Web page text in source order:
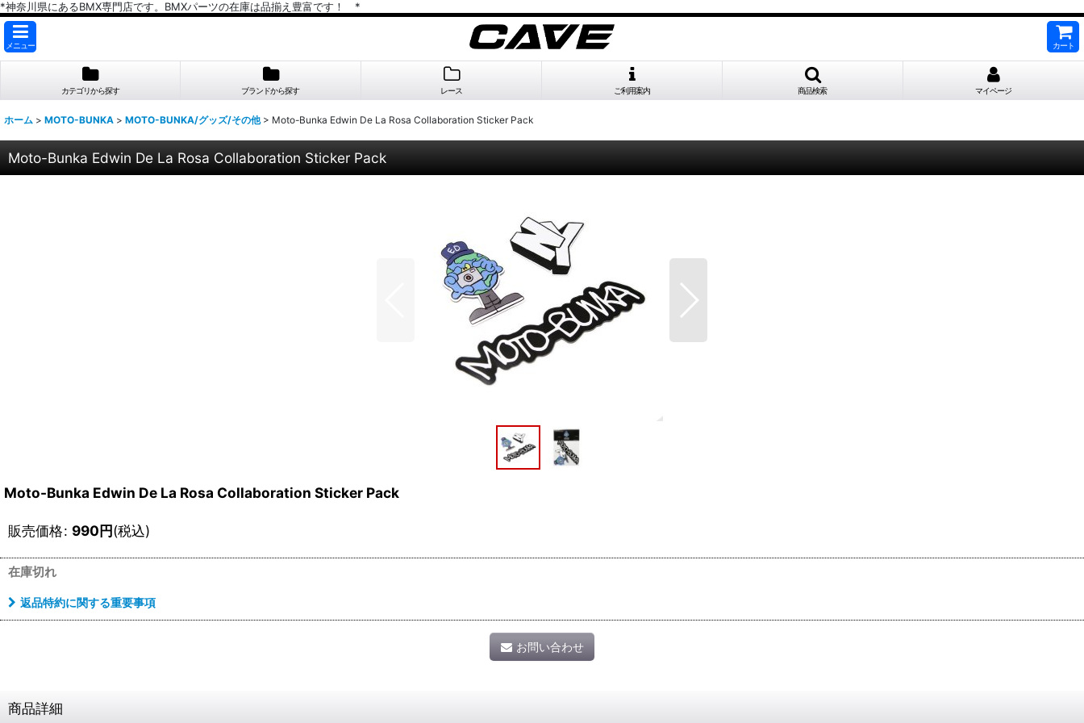
*神奈川県にあるBMX専門店です。BMXパーツの在庫は品揃え豊富です！ *
メニュー カート
カテゴリから探す ブランドから探す レース ご利用案内 商品検索 マイページ
ホーム > MOTO-BUNKA > MOTO-BUNKA/グッズ/その他 > Moto-Bunka Edwin De La Rosa Collaboration Sticker Pack
Moto-Bunka Edwin De La Rosa Collaboration Sticker Pack
Moto-Bunka Edwin De La Rosa Collaboration Sticker Pack
販売価格: 990円(税込)
在庫切れ
返品特約に関する重要事項
お問い合わせ
商品詳細